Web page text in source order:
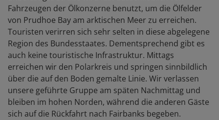
Fahrzeugen der Ölkonzerne benutzt, um die Ölfelder
von Prudhoe Bay am arktischen Meer zu erreichen.
Touristen verirren sich sehr selten in diese abgelegene
Region des Bundesstaates. Dementsprechend gibt es
auch keine touristische Infrastruktur. Mittags
erreichen wir den Polarkreis und springen sinnbildlich
über die auf den Boden gemalte Linie. Wir verlassen
unsere geführte Gruppe am späten Nachmittag und
bleiben im hohen Norden, während die anderen Gäste
sich auf die Rückfahrt nach Fairbanks begeben.